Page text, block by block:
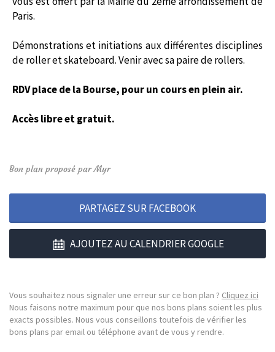
Paris.
Démonstrations et initiations aux différentes disciplines
de roller et skateboard. Venir avec sa paire de rollers.
RDV place de la Bourse, pour un cours en plein air.
Accès libre et gratuit.
Bon plan proposé par Myr
PARTAGEZ SUR FACEBOOK
AJOUTEZ AU CALENDRIER GOOGLE
Vous souhaitez nous signaler une erreur sur ce bon plan ? Cliquez ici
Nous faisons notre maximum pour que nos bons plans soient les plus
exacts possibles. Nous vous conseillons toutefois de vérifier les
bons plans par email ou téléphone avant de vous y rendre.